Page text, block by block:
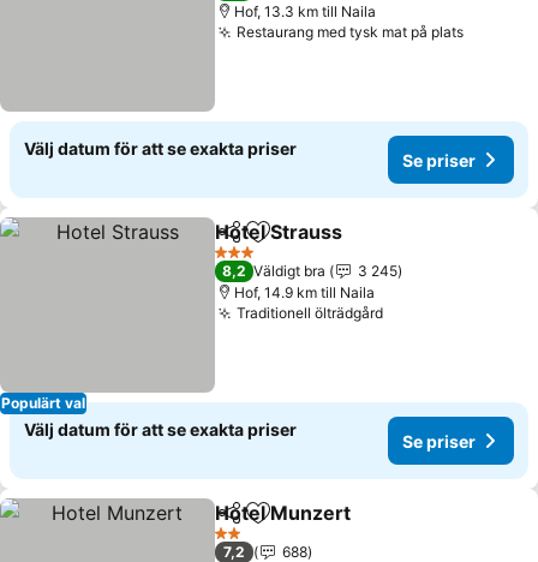
Hof, 13.3 km till Naila
Restaurang med tysk mat på plats
Välj datum för att se exakta priser
Se priser
Populärt val
Dela Lägg till i Mina Favoriter
Hotel Strauss
3 Stjärnor
8,2 Väldigt bra
3 245
Hof, 14.9 km till Naila
Traditionell ölträdgård
Välj datum för att se exakta priser
Se priser
Dela Lägg till i Mina Favoriter
Hotel Munzert
2 Stjärnor
7,2
688